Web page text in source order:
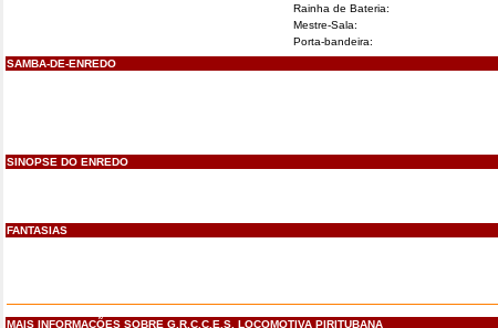
Rainha de Bateria:
Mestre-Sala:
Porta-bandeira:
SAMBA-DE-ENREDO
SINOPSE DO ENREDO
FANTASIAS
MAIS INFORMAÇÕES SOBRE G.R.C.C.E.S. LOCOMOTIVA PIRITUBANA